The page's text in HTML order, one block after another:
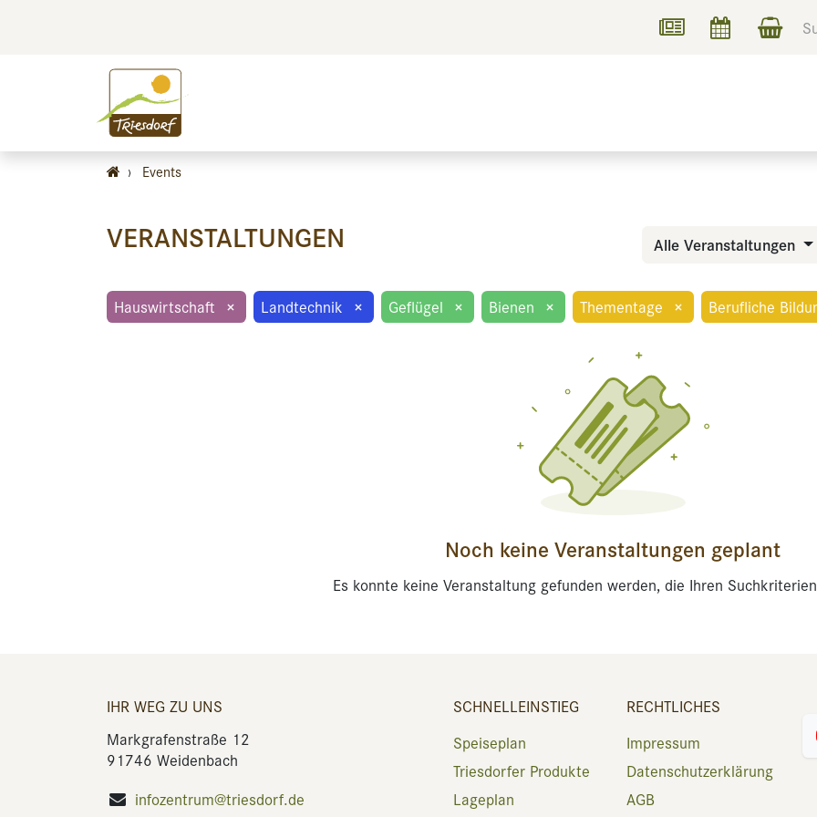
› Events
VERANSTALTUNGEN Alle Veranstaltungen
Hauswirtschaft × Landtechnik × Geflügel × Bienen × Thementage × Berufliche
Noch keine Veranstaltungen geplant
Es konnte keine Veranstaltung gefunden werden, die Ihren
IHR WEG ZU UNS
Markgrafenstraße 12
91746 Weidenbach
infozentrum@triesdorf.de
SCHNELLEINSTIEG
Speiseplan
Triesdorfer Produkte
Lageplan
RECHTLICHES
Impressum
Datenschutzerklärung
AGB